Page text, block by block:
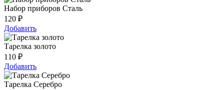
Набор приборов Сталь
120 ₽
Добавить
Тарелка золото
110 ₽
Добавить
Тарелка Серебро